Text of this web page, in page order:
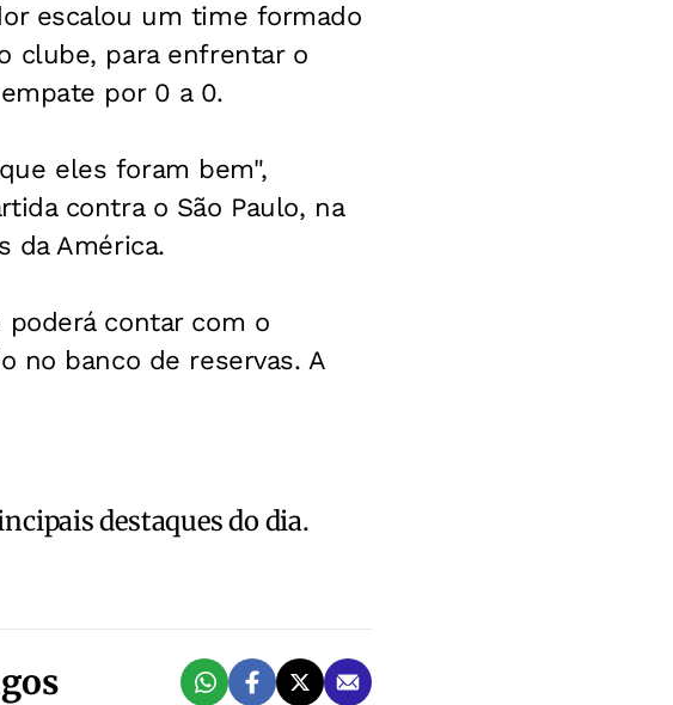
escalou um time formado
clube, para enfrentar o
por 0 a 0.
eles foram bem",
contra o São Paulo, na
da América.
contar com o
no banco de reservas. A
destaques do dia.